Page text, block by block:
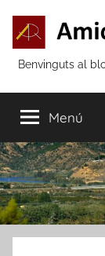
contingut
Amics
de
Riba-
roja
d'Ebre
Benvinguts al
Menú